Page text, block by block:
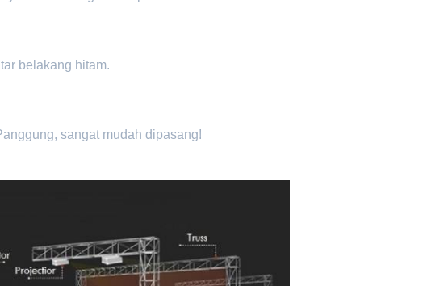
belakang hitam.
sangat mudah dipasang!